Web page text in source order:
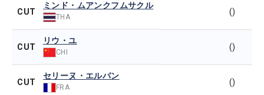
CUT
ミンド・ムアンクフムサクル
THA
()
CUT
リウ・ユ
CHI
()
CUT
セリーヌ・エルバン
FRA
()